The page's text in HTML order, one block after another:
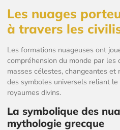
Les nuages
à travers les
Les formations nuageuses ont
compréhension du monde par les
masses célestes, changeantes et
des symboles universels reliant
royaumes divins.
La symbolique des
mythologie grecque